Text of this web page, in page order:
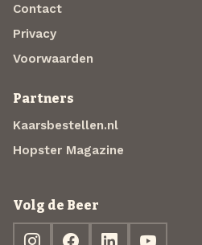
Contact
Privacy
Voorwaarden
Partners
Kaarsbestellen.nl
Hopster Magazine
Volg de Beer